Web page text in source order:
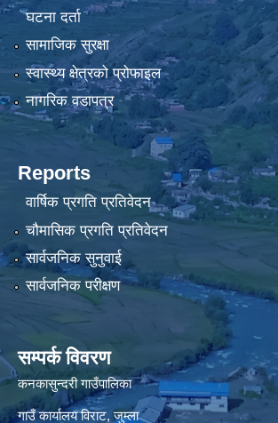
घटना दर्ता
सामाजिक सुरक्षा
स्वास्थ्य क्षेत्रको प्रोफाइल
नागरिक वडापत्र
Reports
वार्षिक प्रगति प्रतिवेदन
चौमासिक प्रगति प्रतिवेदन
सार्वजनिक सुनुवाई
सार्वजनिक परीक्षण
सम्पर्क विवरण
कनकासुन्दरी गाउँपालिका
गाउँ कार्यालय विराट, जुम्ला